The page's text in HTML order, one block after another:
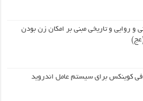
و روایی و تاریخی مبنی بر امکان زن بودن
کوینکس برای سیستم عامل اندروید